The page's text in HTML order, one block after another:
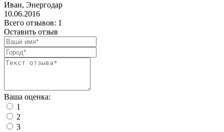
Иван, Энергодар
10.06.2016
Всего отзывов: 1
Оставить отзыв
Ваша оценка:
1
2
3